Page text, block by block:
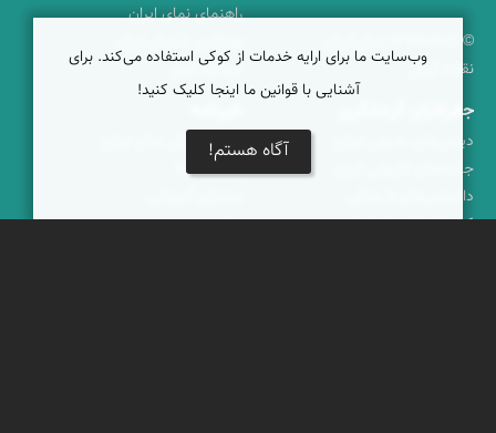
© ۱۳۷۹-۱۴۰۵ نمای ایران
نقشه ایران
راهنمای نمای ایران
دریاچه کویر
جغرافیای گردشگری
دیدنی‌های طبیعی ایران
جاذبه‌های تاریخی ایران
دانستنی‌های فرهنگی
کوه‌ها و قله‌های ایران
جشنواره‌های نمای ایران
بوم‌گردی‌ها
پیکمی
وب‌سایت ما برای ارایه خدمات از کوکی استفاده می‌کند. برای
آشنایی با قوانین ما اینجا کلیک کنید!
آگاه هستم!